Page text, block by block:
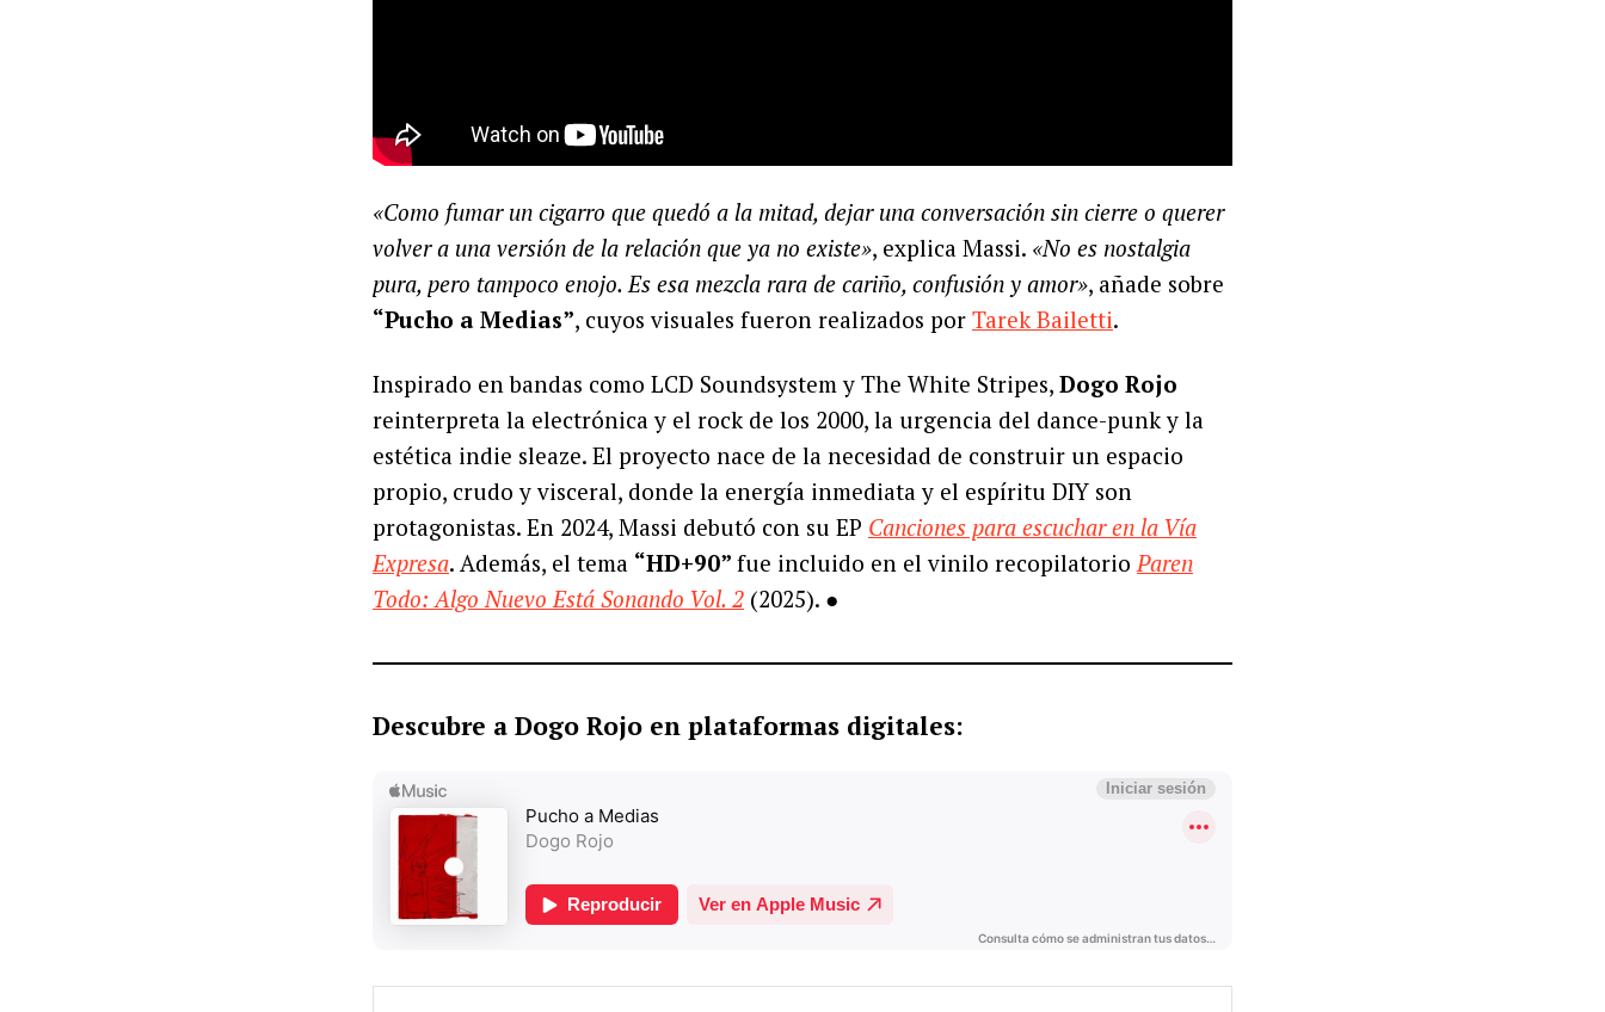
«Como fumar un cigarro que quedó a la mitad, dejar una conversación sin cierre o querer
volver a una versión de la relación que ya no existe», explica Massi. «No es nostalgia
pura, pero tampoco enojo. Es esa mezcla rara de cariño, confusión y amor», añade sobre
“Pucho a Medias”, cuyos visuales fueron realizados por Tarek Bailetti.
Inspirado en bandas como LCD Soundsystem y The White Stripes, Dogo Rojo
reinterpreta la electrónica y el rock de los 2000, la urgencia del dance-punk y la
estética indie sleaze. El proyecto nace de la necesidad de construir un espacio
propio, crudo y visceral, donde la energía inmediata y el espíritu DIY son
protagonistas. En 2024, Massi debutó con su EP Canciones para escuchar en la Vía
Expresa. Además, el tema “HD+90” fue incluido en el vinilo recopilatorioParen
Todo: Algo Nuevo Está Sonando Vol. 2 (2025). ●
Descubre a Dogo Rojo en plataformas digitales: